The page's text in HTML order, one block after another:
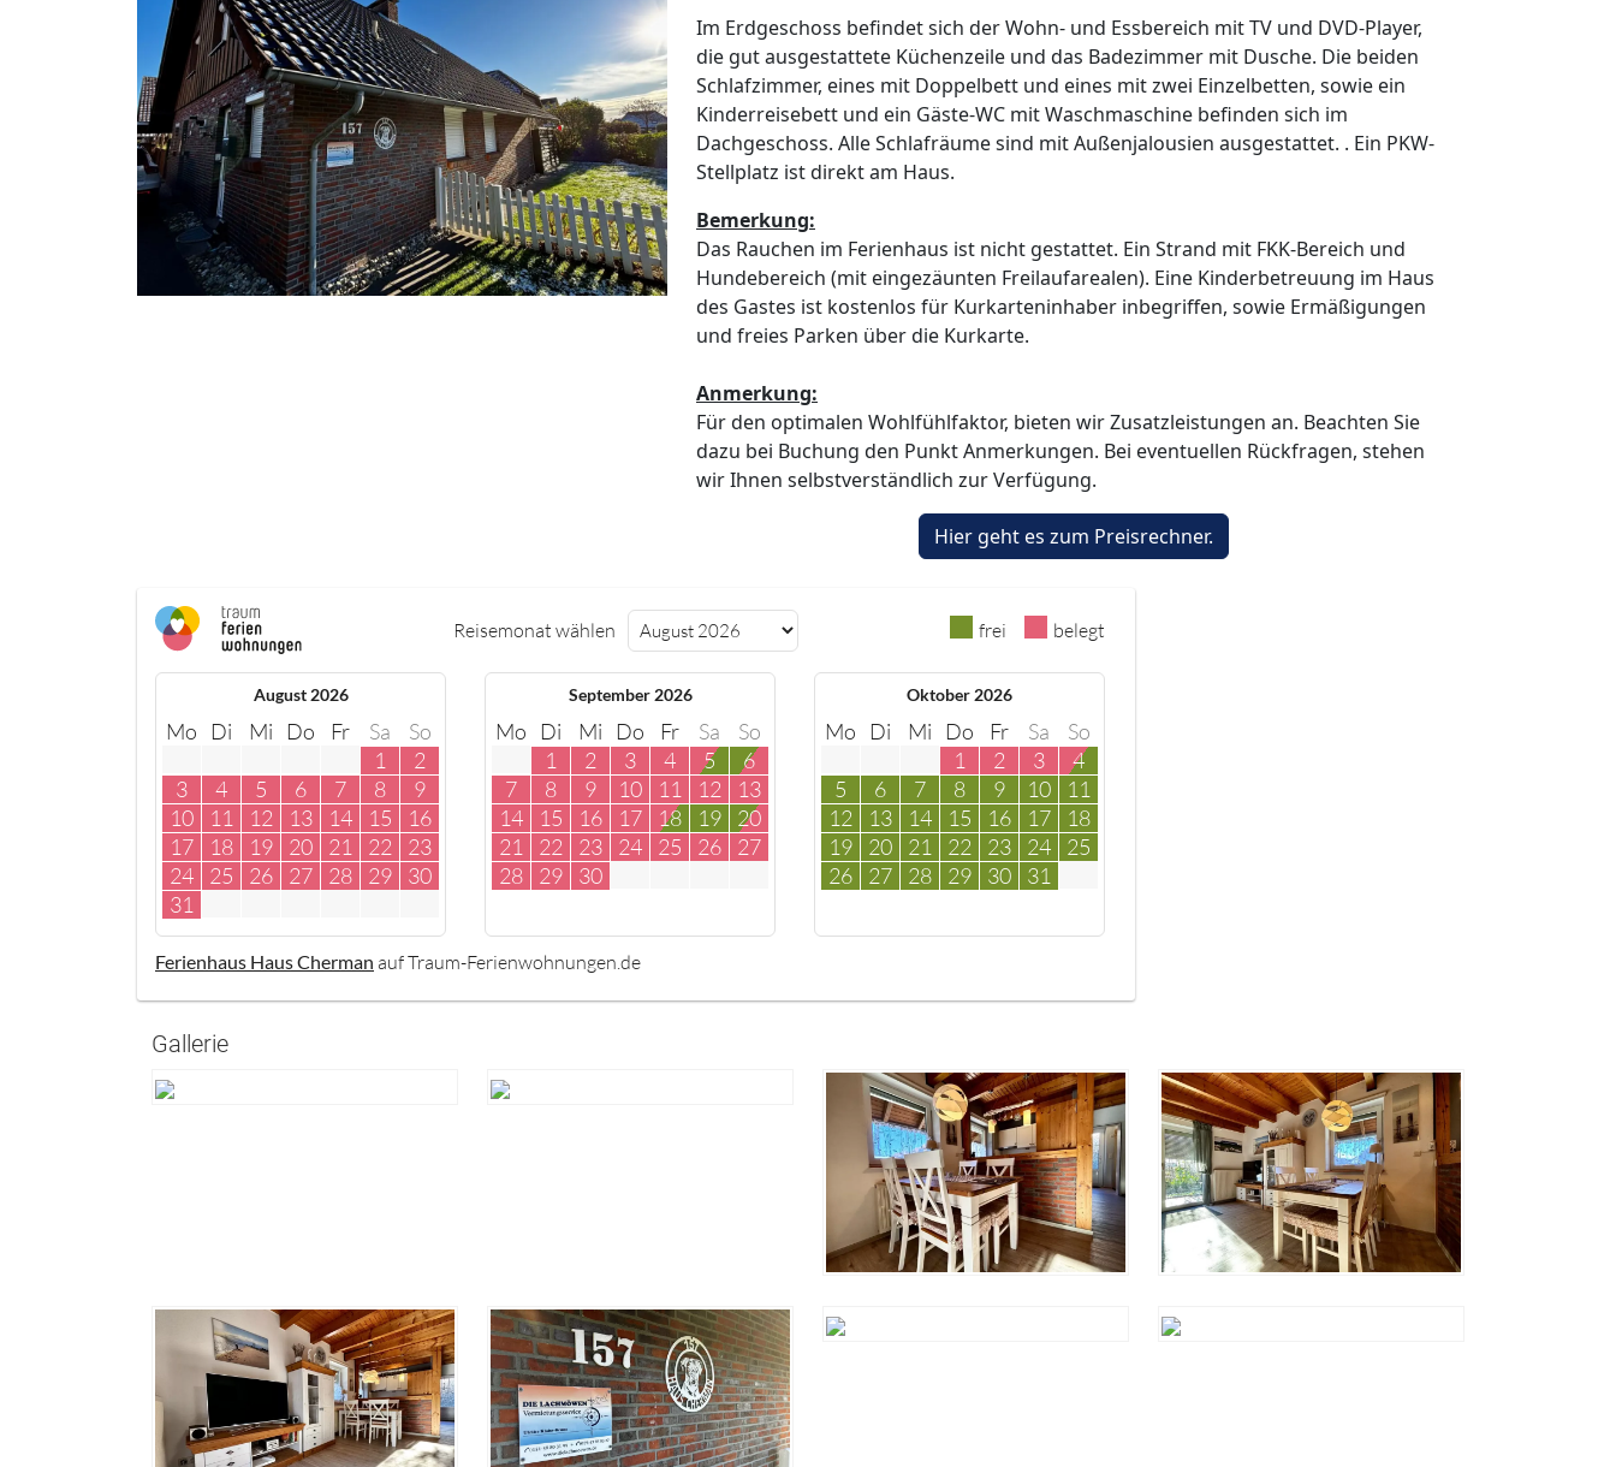
Im Erdgeschoss befindet sich der Wohn- und Essbereich mit TV und DVD-Player,
die gut ausgestattete Küchenzeile und das Badezimmer mit Dusche. Die beiden
Schlafzimmer, eines mit Doppelbett und eines mit zwei Einzelbetten, sowie ein
Kinderreisebett und ein Gäste-WC mit Waschmaschine befinden sich im
Dachgeschoss. Alle Schlafräume sind mit Außenjalousien ausgestattet. . Ein PKW-
Stellplatz ist direkt am Haus.
Bemerkung:
Das Rauchen im Ferienhaus ist nicht gestattet. Ein Strand mit FKK-Bereich und
Hundebereich (mit eingezäunten Freilaufarealen). Eine Kinderbetreuung im Haus
des Gastes ist kostenlos für Kurkarteninhaber inbegriffen, sowie Ermäßigungen
und freies Parken über die Kurkarte.
Anmerkung:
Für den optimalen Wohlfühlfaktor, bieten wir Zusatzleistungen an. Beachten Sie
dazu bei Buchung den Punkt Anmerkungen. Bei eventuellen Rückfragen, stehen
wir Ihnen selbstverständlich zur Verfügung.
Reisemonat wählen frei belegt
August 2026
Mo Di Mi Do Fr Sa
So
1
2
3
4 5 6 7 8
9
10
11 12 13 14 15
16
17
18 19 20 21 22
23
24
25 26 27 28 29
30
31
September 2026
Mo Di Mi Do Fr Sa
So
1
2 3 4 5
6
7
8 9 10 11 12
13
14
15 16 17 18 19
20
21
22 23 24 25 26
27
28
29 30
Oktober 2026
Mo Di Mi Do Fr Sa
So
1
2 3
4
5
6 7 8 9 10
11
12
13 14 15 16 17
18
19
20 21 22 23 24
25
26
27 28 29 30 31
Ferienhaus Haus Cherman auf Traum-Ferienwohnungen.de
Gallerie